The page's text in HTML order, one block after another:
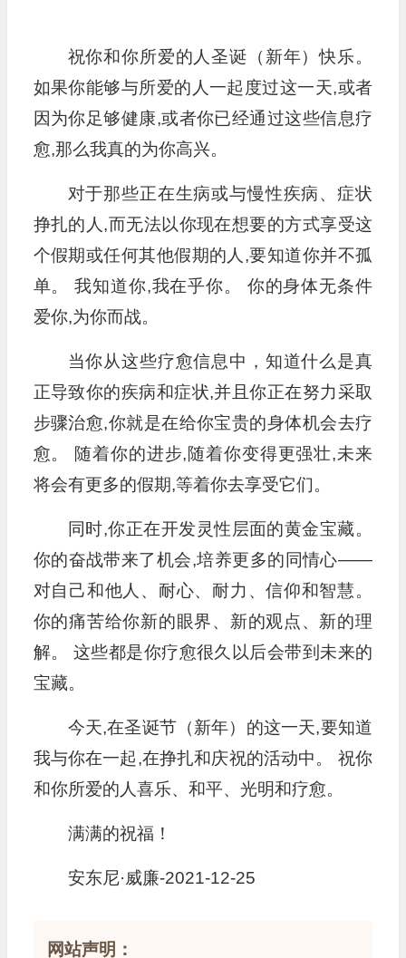
祝你和你所爱的人圣诞（新年）快乐。
如果你能够与所爱的人一起度过这一天,或者
因为你足够健康,或者你已经通过这些信息疗
愈,那么我真的为你高兴。
对于那些正在生病或与慢性疾病、症状
挣扎的人,而无法以你现在想要的方式享受这
个假期或任何其他假期的人,要知道你并不孤
单。 我知道你,我在乎你。 你的身体无条件
爱你,为你而战。
当你从这些疗愈信息中，知道什么是真
正导致你的疾病和症状,并且你正在努力采取
步骤治愈,你就是在给你宝贵的身体机会去疗
愈。 随着你的进步,随着你变得更强壮,未来
将会有更多的假期,等着你去享受它们。
同时,你正在开发灵性层面的黄金宝藏。
你的奋战带来了机会,培养更多的同情心——
对自己和他人、耐心、耐力、信仰和智慧。
你的痛苦给你新的眼界、新的观点、新的理
解。 这些都是你疗愈很久以后会带到未来的
宝藏。
今天,在圣诞节（新年）的这一天,要知道
我与你在一起,在挣扎和庆祝的活动中。 祝你
和你所爱的人喜乐、和平、光明和疗愈。
满满的祝福！
安东尼·威廉-2021-12-25
网站声明：